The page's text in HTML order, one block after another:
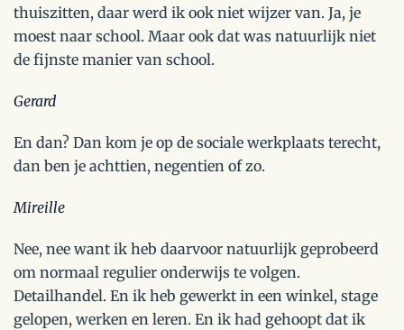
thuiszitten, daar werd ik ook niet wijzer van. Ja, je
moest naar school. Maar ook dat was natuurlijk niet
de fijnste manier van school.
Gerard
En dan? Dan kom je op de sociale werkplaats terecht,
dan ben je achttien, negentien of zo.
Mireille
Nee, nee want ik heb daarvoor natuurlijk geprobeerd
om normaal regulier onderwijs te volgen.
Detailhandel. En ik heb gewerkt in een winkel, stage
gelopen, werken en leren. En ik had gehoopt dat ik